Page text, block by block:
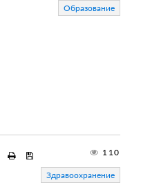
Образование
110
Здравоохранение